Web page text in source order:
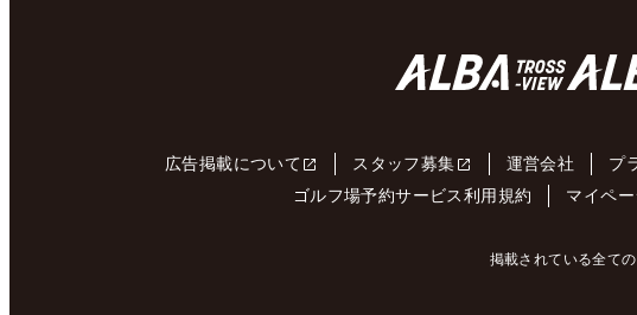
広告掲載について スタッフ募集 運営会社 プ
ゴルフ場予約サービス利用規約
マイペ
掲載されている全て